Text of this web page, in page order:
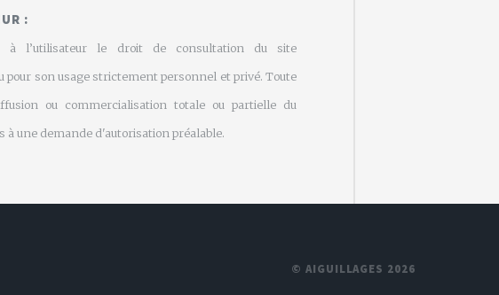
:
à l’utilisateur le droit de consultation du site
pour son usage strictement personnel et privé. Toute
ou commercialisation totale ou partielle du
à une demande d'autorisation préalable.
© AIGUILLAGES 2026